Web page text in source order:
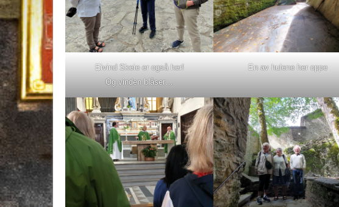
Eivind Skeie er også her!
Og vinden blåser…
En av hulene her oppe